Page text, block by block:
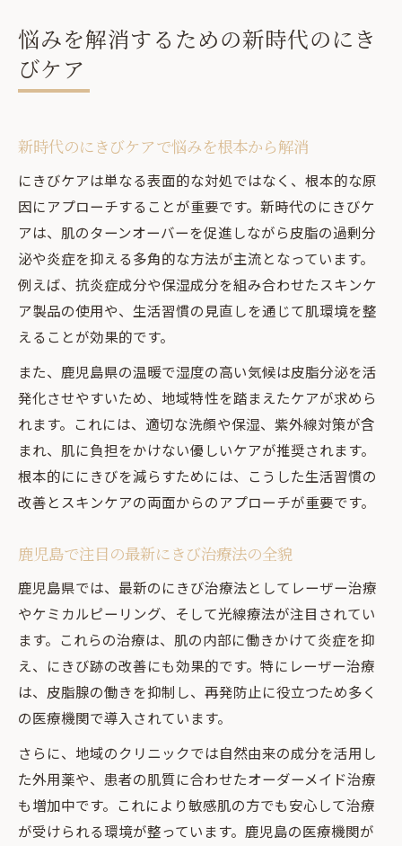
悩みを解消するための新時代のにき
びケア
新時代のにきびケアで悩みを根本から解消
にきびケアは単なる表面的な対処ではなく、根本的な原
因にアプローチすることが重要です。新時代のにきびケ
アは、肌のターンオーバーを促進しながら皮脂の過剰分
泌や炎症を抑える多角的な方法が主流となっています。
例えば、抗炎症成分や保湿成分を組み合わせたスキンケ
ア製品の使用や、生活習慣の見直しを通じて肌環境を整
えることが効果的です。
また、鹿児島県の温暖で湿度の高い気候は皮脂分泌を活
発化させやすいため、地域特性を踏まえたケアが求めら
れます。これには、適切な洗顔や保湿、紫外線対策が含
まれ、肌に負担をかけない優しいケアが推奨されます。
根本的ににきびを減らすためには、こうした生活習慣の
改善とスキンケアの両面からのアプローチが重要です。
鹿児島で注目の最新にきび治療法の全貌
鹿児島県では、最新のにきび治療法としてレーザー治療
やケミカルピーリング、そして光線療法が注目されてい
ます。これらの治療は、肌の内部に働きかけて炎症を抑
え、にきび跡の改善にも効果的です。特にレーザー治療
は、皮脂腺の働きを抑制し、再発防止に役立つため多く
の医療機関で導入されています。
さらに、地域のクリニックでは自然由来の成分を活用し
た外用薬や、患者の肌質に合わせたオーダーメイド治療
も増加中です。これにより敏感肌の方でも安心して治療
が受けられる環境が整っています。鹿児島の医療機関が